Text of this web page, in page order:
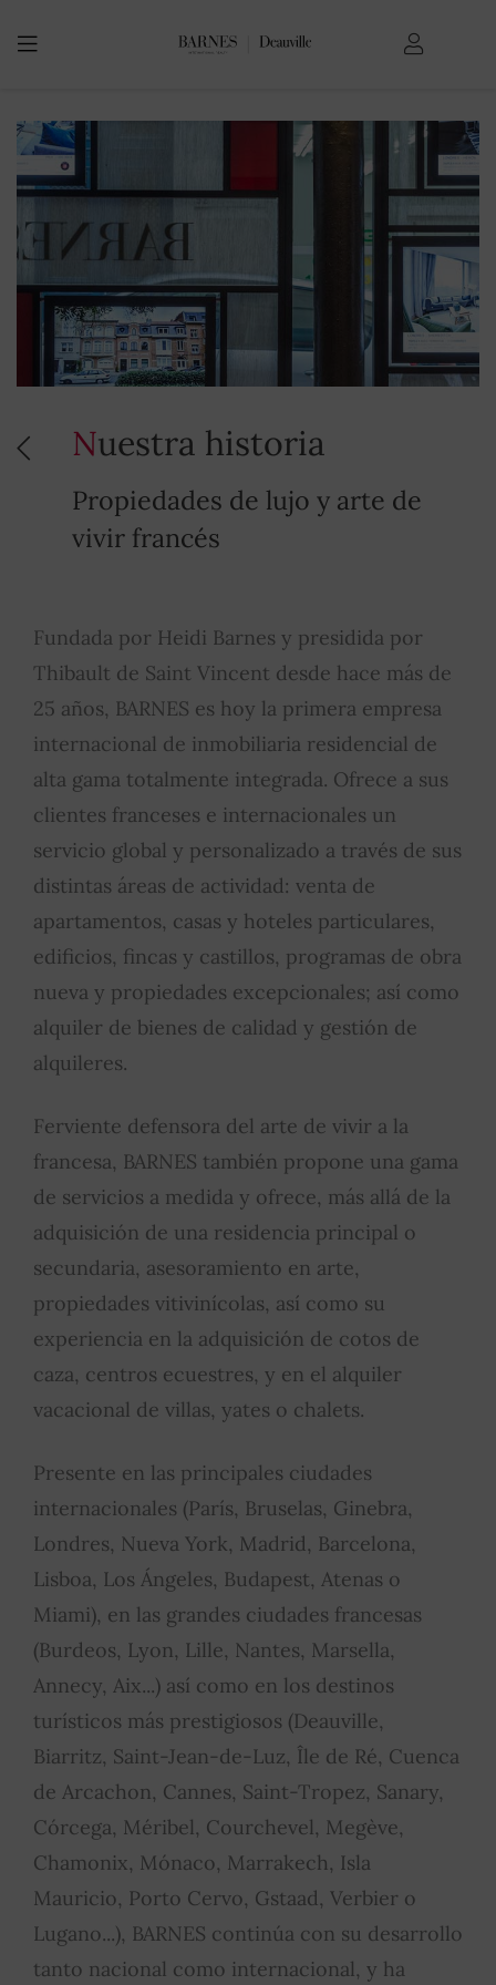
Nuestra historia
Propiedades de lujo y arte de
vivir francés
Fundada por Heidi Barnes y presidida por
Thibault de Saint Vincent desde hace más de
25 años, BARNES es hoy la primera empresa
internacional de inmobiliaria residencial de
alta gama totalmente integrada. Ofrece a sus
clientes franceses e internacionales un
servicio global y personalizado a través de sus
distintas áreas de actividad: venta de
apartamentos, casas y hoteles particulares,
edificios, fincas y castillos, programas de obra
nueva y propiedades excepcionales; así como
alquiler de bienes de calidad y gestión de
alquileres.
Ferviente defensora del arte de vivir a la
francesa, BARNES también propone una gama
de servicios a medida y ofrece, más allá de la
adquisición de una residencia principal o
secundaria, asesoramiento en arte,
propiedades vitivinícolas, así como su
experiencia en la adquisición de cotos de
caza, centros ecuestres, y en el alquiler
vacacional de villas, yates o chalets.
Presente en las principales ciudades
internacionales (París, Bruselas, Ginebra,
Londres, Nueva York, Madrid, Barcelona,
Lisboa, Los Ángeles, Budapest, Atenas o
Miami), en las grandes ciudades francesas
(Burdeos, Lyon, Lille, Nantes, Marsella,
Annecy, Aix...) así como en los destinos
turísticos más prestigiosos (Deauville,
Biarritz, Saint-Jean-de-Luz, Île de Ré, Cuenca
de Arcachon, Cannes, Saint-Tropez, Sanary,
Córcega, Méribel, Courchevel, Megève,
Chamonix, Mónaco, Marrakech, Isla
Mauricio, Porto Cervo, Gstaad, Verbier o
Lugano...), BARNES continúa con su desarrollo
tanto nacional como internacional, y ha